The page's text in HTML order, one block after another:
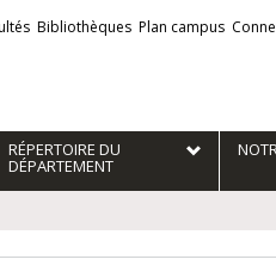
Bibliothèques Plan campus
RÉPERTOIRE DU
DÉPARTEMENT